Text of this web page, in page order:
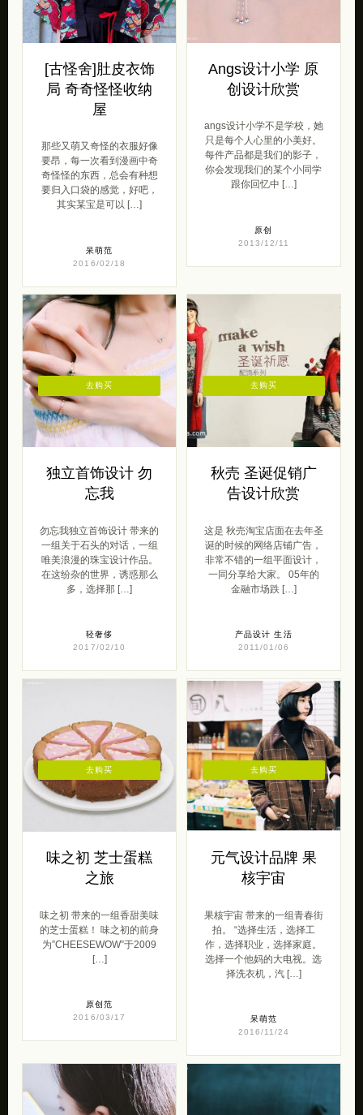
[古怪舍]肚皮衣饰
局 奇奇怪怪收纳
屋
那些又萌又奇怪的衣服好像
要昂，每一次看到漫画中奇
奇怪怪的东西，总会有种想
要归入口袋的感觉，好吧，
其实某宝是可以 […]
呆萌范
2016/02/18
Angs设计小学 原
创设计欣赏
angs设计小学不是学校，她
只是每个人心里的小美好。
每件产品都是我们的影子，
你会发现我们的某个小同学
跟你回忆中 […]
原创
2013/12/11
独立首饰设计 勿
忘我
勿忘我独立首饰设计 带来的
一组关于石头的对话，一组
唯美浪漫的珠宝设计作品。
在这纷杂的世界，诱惑那么
多，选择那 […]
轻奢侈
2017/02/10
去购买
秋売 圣诞促销广
告设计欣赏
这是 秋売淘宝店面在去年圣
诞的时候的网络店铺广告，
非常不错的一组平面设计，
一同分享给大家。 05年的
金融市场跌 […]
产品设计 生活
2011/01/06
去购买
味之初 芝士蛋糕
之旅
味之初 带来的一组香甜美味
的芝士蛋糕！ 味之初的前身
为”CHEESEWOW”于2009
[…]
原创范
2016/03/17
去购买
元气设计品牌 果
核宇宙
果核宇宙 带来的一组青春街
拍。 “选择生活，选择工
作，选择职业，选择家庭。
选择一个他妈的大电视。选
择洗衣机，汽 […]
呆萌范
2016/11/24
去购买